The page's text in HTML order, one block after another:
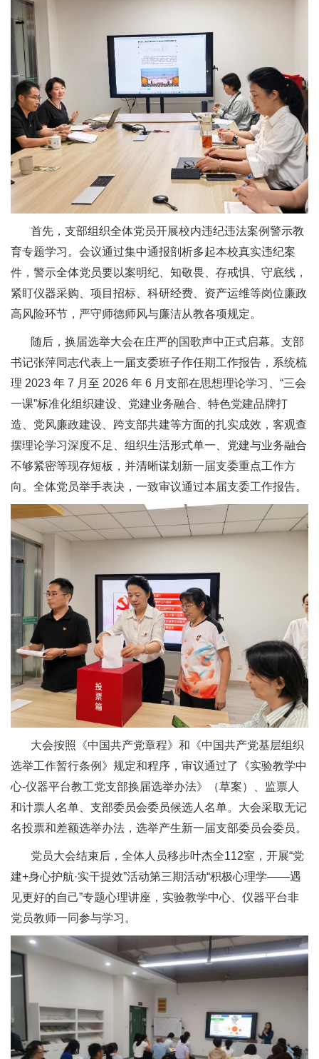
首先，支部组织全体党员开展校内违纪违法案例警示教
育专题学习。会议通过集中通报剖析多起本校真实违纪案
件，警示全体党员要以案明纪、知敬畏、存戒惧、守底线，
紧盯仪器采购、项目招标、科研经费、资产运维等岗位廉政
高风险环节，严守师德师风与廉洁从教各项规定。
随后，换届选举大会在庄严的国歌声中正式启幕。支部
书记张萍同志代表上一届支委班子作任期工作报告，系统梳
理 2023 年 7 月至 2026 年 6 月支部在思想理论学习、“三会
一课”标准化组织建设、党建业务融合、特色党建品牌打
造、党风廉政建设、跨支部共建等方面的扎实成效，客观查
摆理论学习深度不足、组织生活形式单一、党建与业务融合
不够紧密等现存短板，并清晰谋划新一届支委重点工作方
向。全体党员举手表决，一致审议通过本届支委工作报告。
大会按照《中国共产党章程》和《中国共产党基层组织
选举工作暂行条例》规定和程序，审议通过了《实验教学中
心-仪器平台教工党支部换届选举办法》（草案）、监票人
和计票人名单、支部委员会委员候选人名单。大会采取无记
名投票和差额选举办法，选举产生新一届支部委员会委员。
党员大会结束后，全体人员移步叶杰全112室，开展“党
建+身心护航·实干提效”活动第三期活动“积极心理学——遇
见更好的自己”专题心理讲座，实验教学中心、仪器平台非
党员教师一同参与学习。